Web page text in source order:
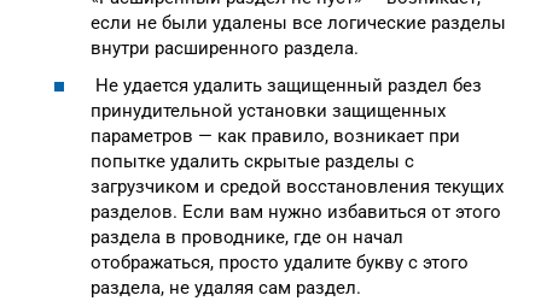
если не были удалены все логические разделы
внутри расширенного раздела.
Не удается удалить защищенный раздел без
принудительной установки защищенных
параметров — как правило, возникает при
попытке удалить скрытые разделы с
загрузчиком и средой восстановления текущих
разделов. Если вам нужно избавиться от этого
раздела в проводнике, где он начал
отображаться, просто удалите букву с этого
раздела, не удаляя сам раздел.